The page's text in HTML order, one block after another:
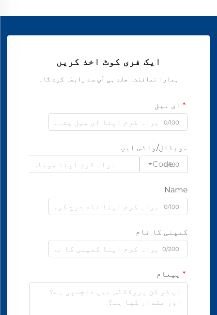
ایک فری کوٹ اخذ کریں
ہمارا نمائندہ جلد ہی آپ سے رابطہ کرے گا۔
ای میل
0/100
موبائل/واٹس ایپ
Code
0/100
Name
0/100
کمپنی کا نام
0/200
پیغام